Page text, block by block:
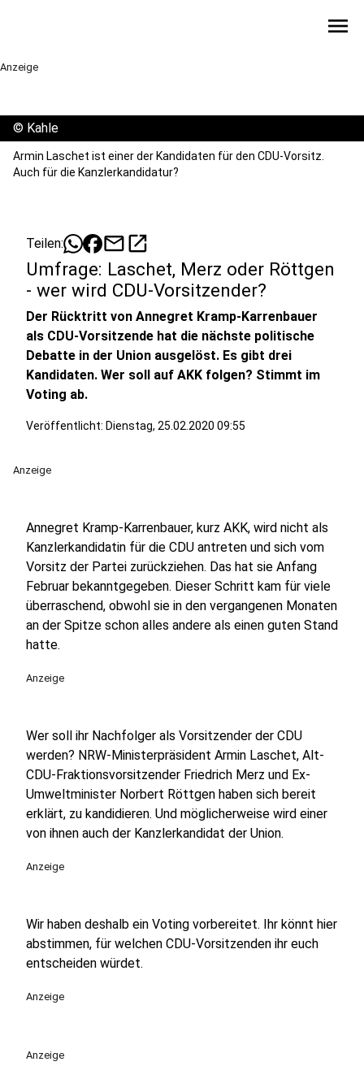
menu
Anzeige
© Kahle
Armin Laschet ist einer der Kandidaten für den CDU-Vorsitz.
Auch für die Kanzlerkandidatur?
Teilen: mailopen_in_new
Umfrage: Laschet, Merz oder Röttgen
- wer wird CDU-Vorsitzender?
Der Rücktritt von Annegret Kramp-Karrenbauer
als CDU-Vorsitzende hat die nächste politische
Debatte in der Union ausgelöst. Es gibt drei
Kandidaten. Wer soll auf AKK folgen? Stimmt im
Voting ab.
Veröffentlicht: Dienstag, 25.02.2020 09:55
Anzeige
Annegret Kramp-Karrenbauer, kurz AKK, wird nicht als
Kanzlerkandidatin für die CDU antreten und sich vom
Vorsitz der Partei zurückziehen. Das hat sie Anfang
Februar bekanntgegeben. Dieser Schritt kam für viele
überraschend, obwohl sie in den vergangenen Monaten
an der Spitze schon alles andere als einen guten Stand
hatte.
Anzeige
Wer soll ihr Nachfolger als Vorsitzender der CDU
werden? NRW-Ministerpräsident Armin Laschet, Alt-
CDU-Fraktionsvorsitzender Friedrich Merz und Ex-
Umweltminister Norbert Röttgen haben sich bereit
erklärt, zu kandidieren. Und möglicherweise wird einer
von ihnen auch der Kanzlerkandidat der Union.
Anzeige
Wir haben deshalb ein Voting vorbereitet. Ihr könnt hier
abstimmen, für welchen CDU-Vorsitzenden ihr euch
entscheiden würdet.
Anzeige
Anzeige